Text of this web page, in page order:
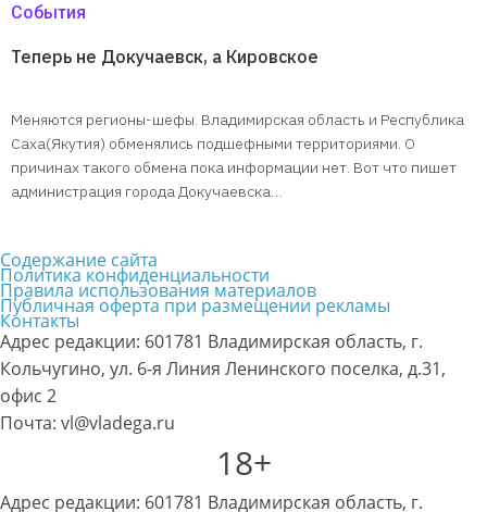
События
Теперь не Докучаевск, а Кировское
Меняются регионы-шефы. Владимирская область и Республика
Саха(Якутия) обменялись подшефными территориями. О
причинах такого обмена пока информации нет. Вот что пишет
администрация города Докучаевска…
Содержание сайта
Политика конфиденциальности
Правила использования материалов
Публичная оферта при размещении рекламы
Контакты
Адрес редакции: 601781 Владимирская область, г.
Кольчугино, ул. 6-я Линия Ленинского поселка, д.31,
офис 2
Почта: vl@vladega.ru
18+
Адрес редакции: 601781 Владимирская область, г.